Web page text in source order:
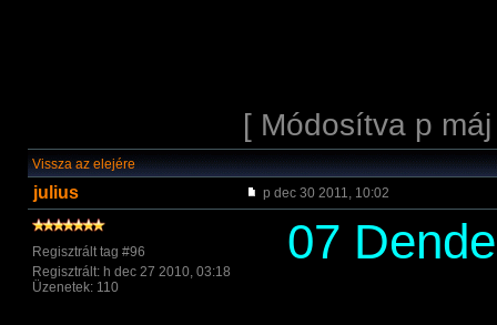
[ Módosítva p
Vissza az elejére
julius p dec 30 2011, 10:02
Regisztrált tag #96
Regisztrált: h dec 27 2010, 03:18
Üzenetek: 110
07